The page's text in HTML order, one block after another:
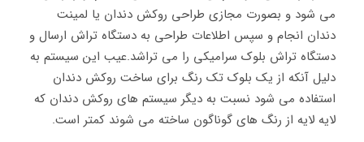
می شود و بصورت مجازی طراحی روکش دندان یا لمینت
دندان انجام و سپس اطلاعات طراحی به دستگاه تراش ارسال و
دستگاه تراش بلوک سرامیکی را می تراشد.عیب این سیستم به
دلیل آنکه از یک بلوک تک رنگ برای ساخت روکش دندان
استفاده می شود نسبت به دیگر سیستم های روکش دندان که
لایه لایه از رنگ های گوناگون ساخته می شوند کمتر است.